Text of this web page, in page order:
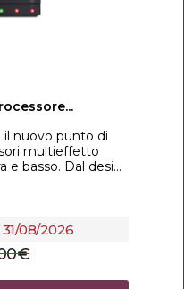
il nuovo punto di
multieffetto
e basso. Dal desi...
31/08/2026
€